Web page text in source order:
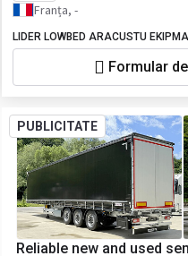
Franța, -
LIDER LOWBED ARACUSTU
Formular
PUBLICITATE
Reliable new and used